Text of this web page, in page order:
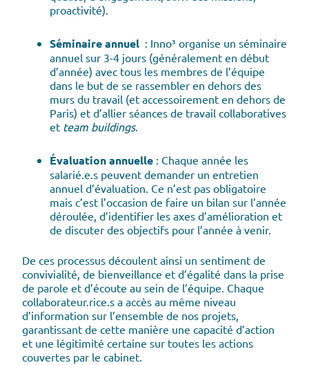
proactivité).
Séminaire annuel : Inno³ organise un séminaire
annuel sur 3-4 jours (généralement en début
d’année) avec tous les membres de l’équipe
dans le but de se rassembler en dehors des
murs du travail (et accessoirement en dehors de
Paris) et d’allier séances de travail collaboratives
et team buildings.
Évaluation annuelle : Chaque année les
salarié.e.s peuvent demander un entretien
annuel d’évaluation. Ce n’est pas obligatoire
mais c’est l’occasion de faire un bilan sur l’année
déroulée, d’identifier les axes d’amélioration et
de discuter des objectifs pour l’année à venir.
De ces processus découlent ainsi un sentiment de
convivialité, de bienveillance et d’égalité dans la prise
de parole et d’écoute au sein de l’équipe. Chaque
collaborateur.rice.s a accès au même niveau
d’information sur l’ensemble de nos projets,
garantissant de cette manière une capacité d’action
et une légitimité certaine sur toutes les actions
couvertes par le cabinet.